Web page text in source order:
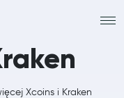
Xcoins i Kraken